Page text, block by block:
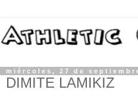
miércoles, 27 de
DIMITE LAMIKIZ